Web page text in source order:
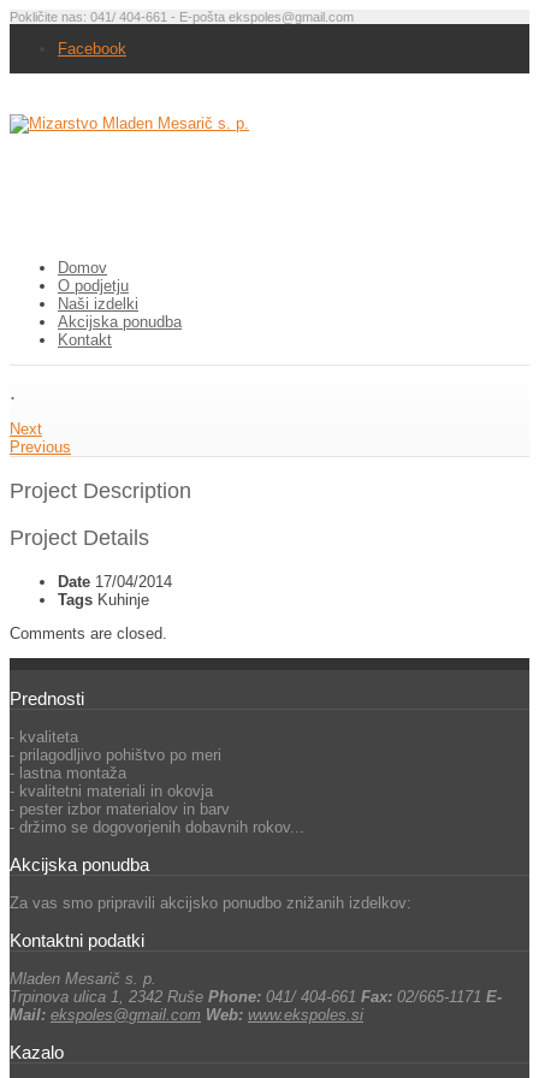
Pokličite nas: 041/ 404-661 - E-pošta ekspoles@gmail.com
Facebook
Domov
O podjetju
Naši izdelki
Akcijska ponudba
Kontakt
.
Next
Previous
Project Description
Project Details
Date 17/04/2014
Tags Kuhinje
Comments are closed.
Prednosti
- kvaliteta
- prilagodljivo pohištvo po meri
- lastna montaža
- kvalitetni materiali in okovja
- pester izbor materialov in barv
- držimo se dogovorjenih dobavnih rokov...
Akcijska ponudba
Za vas smo pripravili akcijsko ponudbo znižanih izdelkov:
Kontaktni podatki
Mladen Mesarič s. p.
Trpinova ulica 1, 2342 Ruše Phone: 041/ 404-661 Fax: 02/665-1171 E-
Mail: ekspoles@gmail.com Web: www.ekspoles.si
Kazalo